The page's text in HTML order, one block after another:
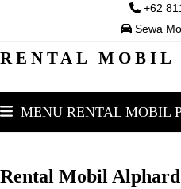
+62
Sewa
RENTAL MOBIL
MENU RENTAL MOBIL
Rental Mobil